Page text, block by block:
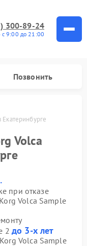
300-89-24
с 9:00 до 21:00
Позвонить
Volca
при отказе
Volca Sample
2 до 3-х лет
Volca Sample